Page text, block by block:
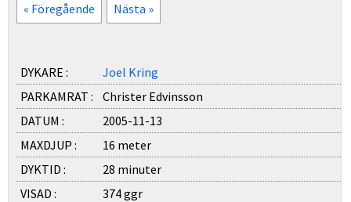
« Föregående Nästa »
DYKARE :
Joel Kring
PARKAMRAT :
Christer Edvinsson
DATUM :
2005-11-13
MAXDJUP :
16 meter
DYKTID :
28 minuter
VISAD :
374 ggr